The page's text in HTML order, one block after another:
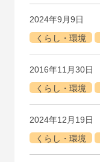
2024年9月9日
くらし・環境
2016年11月30日
くらし・環境
2024年12月19日
くらし・環境